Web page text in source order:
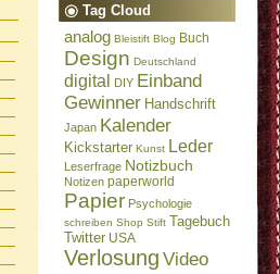
Tag Cloud
analog Bleistift Blog Buch
Design Deutschland
digital DIY Einband
Gewinner Handschrift
Japan Kalender
Kickstarter Kunst Leder
Leserfrage Notizbuch
Notizen paperworld
Papier Psychologie
schreiben Shop Stift Tagebuch
Twitter USA
Verlosung Video